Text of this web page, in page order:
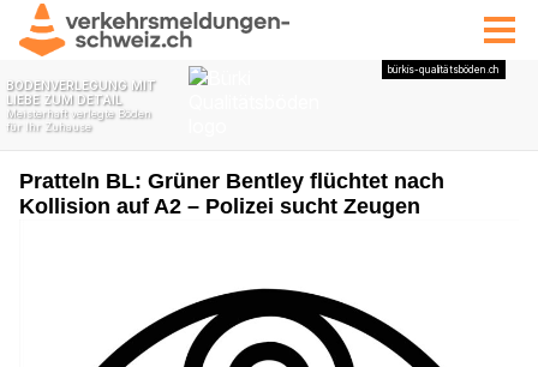
Pratteln BL: Grüner Bentley flüchtet nach
Kollision auf A2 – Polizei sucht Zeugen